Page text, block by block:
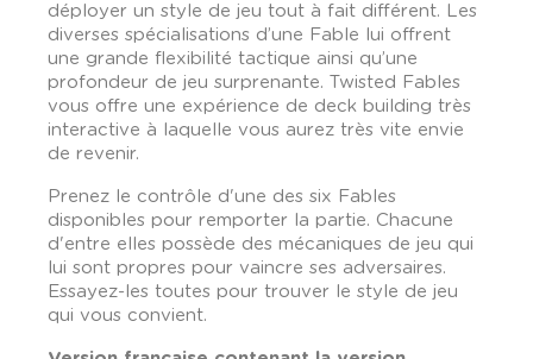
déployer un style de jeu tout à fait différent. Les
diverses spécialisations d’une Fable lui offrent
une grande flexibilité tactique ainsi qu’une
profondeur de jeu surprenante. Twisted Fables
vous offre une expérience de deck building très
interactive à laquelle vous aurez très vite envie
de revenir.
Prenez le contrôle d'une des six Fables
disponibles pour remporter la partie. Chacune
d'entre elles possède des mécaniques de jeu qui
lui sont propres pour vaincre ses adversaires.
Essayez-les toutes pour trouver le style de jeu
qui vous convient.